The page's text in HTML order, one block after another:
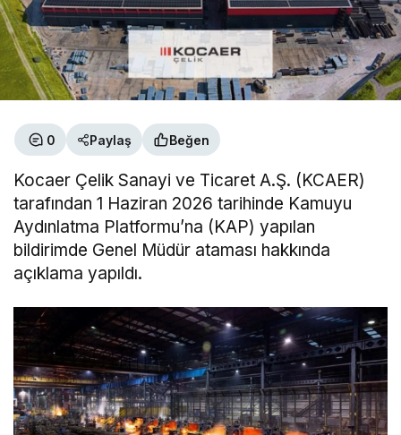
0 Paylaş Beğen
Kocaer Çelik Sanayi ve Ticaret A.Ş. (KCAER)
tarafından 1 Haziran 2026 tarihinde Kamuyu
Aydınlatma Platformu’na (KAP) yapılan
bildirimde Genel Müdür ataması hakkında
açıklama yapıldı.